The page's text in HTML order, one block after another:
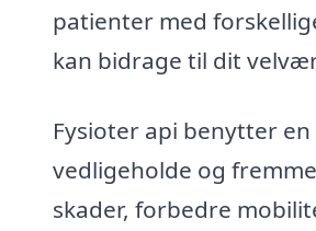
patienter med
kan bidrage til dit
Fysioter api benytter
vedligeholde og
skader, forbedre